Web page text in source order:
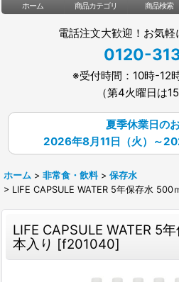
ホーム 商品カテゴリ 商品検索
電話注文大歓迎！お気軽
0120-
※受付時間：10時-12
（第4火曜日は
夏季休業日の
2026年8月11日（火）～
ホーム > 非常食・飲料 > 保存水
> LIFE CAPSULE WATER 5年保存水 500
LIFE CAPSULE WATER 5
本入り [f201040]